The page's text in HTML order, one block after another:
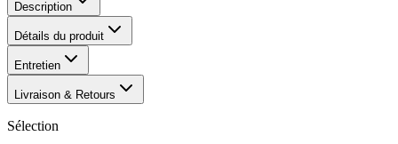
Description
Détails du produit
Entretien
Livraison & Retours
Sélection